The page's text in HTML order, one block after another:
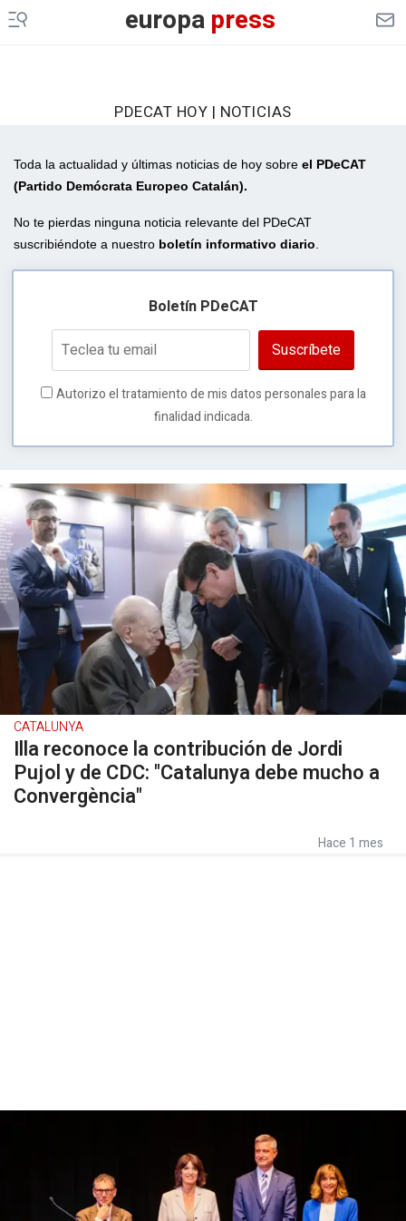
europapress
PDECAT HOY | NOTICIAS
Toda la actualidad y últimas noticias de hoy sobre el PDeCAT
(Partido Demócrata Europeo Catalán).
No te pierdas ninguna noticia relevante del PDeCAT
suscribiéndote a nuestro boletín informativo diario
Boletín PDeCAT
Suscríbete
Autorizo el tratamiento de mis datos personales para la
finalidad indicada.
CATALUNYA
Illa reconoce la contribución de Jordi
Pujol y de CDC: "Catalunya debe mucho a
Convergència"
Hace 1 mes